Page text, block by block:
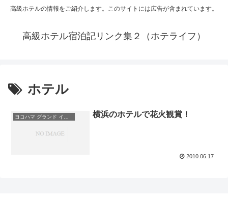
高級ホテルの情報をご紹介します。このサイトには広告が含まれています。
高級ホテル宿泊記リンク集２（ホテライフ）
ホテル
横浜のホテルで花火観賞！
2010.06.17